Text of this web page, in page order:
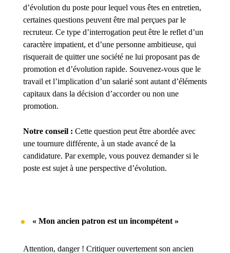
d’évolution du poste pour lequel vous êtes en entretien,
certaines questions peuvent être mal perçues par le
recruteur. Ce type d’interrogation peut être le reflet d’un
caractère impatient, et d’une personne ambitieuse, qui
risquerait de quitter une société ne lui proposant pas de
promotion et d’évolution rapide. Souvenez-vous que le
travail et l’implication d’un salarié sont autant d’éléments
capitaux dans la décision d’accorder ou non une
promotion.
Notre conseil : Cette question peut être abordée avec
une tournure différente, à un stade avancé de la
candidature. Par exemple, vous pouvez demander si le
poste est sujet à une perspective d’évolution.
« Mon ancien patron est un incompétent »
Attention, danger ! Critiquer ouvertement son ancien